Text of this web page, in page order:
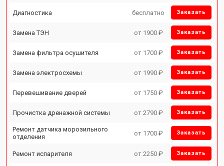
Диагностика бесплатно Заказать
Замена ТЭН от 1900 ₽ Заказать
Замена фильтра осушителя от 1700 ₽ Заказать
Замена электросхемы от 1990 ₽ Заказать
Перевешивание дверей от 1750 ₽ Заказать
Прочистка дренажной системы от 2790 ₽ Заказать
Ремонт датчика морозильного
отделения
от 1700 ₽ Заказать
Ремонт испарителя от 2250 ₽ Заказать